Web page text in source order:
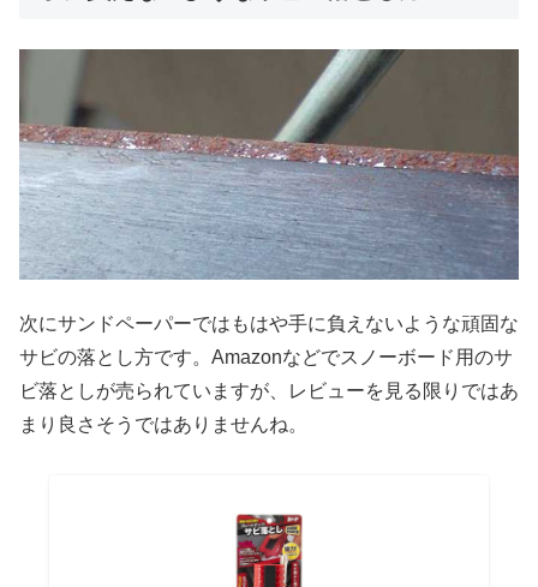
次にサンドペーパーではもはや手に負えないような頑固な
サビの落とし方です。Amazonなどでスノーボード用のサ
ビ落としが売られていますが、レビューを見る限りではあ
まり良さそうではありませんね。